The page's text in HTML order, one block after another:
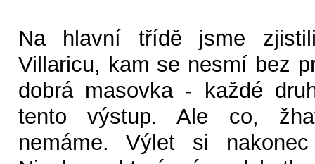
Na hlavní třídě jsme
Villaricu, kam se nesmí bez
dobrá masovka - každé
tento výstup. Ale co,
nemáme. Výlet si